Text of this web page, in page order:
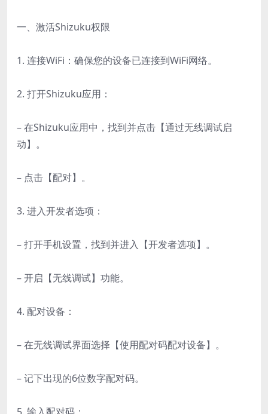
一、激活Shizuku权限
1. 连接WiFi：确保您的设备已连接到WiFi网络。
2. 打开Shizuku应用：
– 在Shizuku应用中，找到并点击【通过无线调试启
动】。
– 点击【配对】。
3. 进入开发者选项：
– 打开手机设置，找到并进入【开发者选项】。
– 开启【无线调试】功能。
4. 配对设备：
– 在无线调试界面选择【使用配对码配对设备】。
– 记下出现的6位数字配对码。